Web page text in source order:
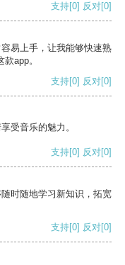
支持[0] 反对[0]
易上手，让我能够快速熟
app。
支持[0] 反对[0]
受音乐的魅力。
支持[0] 反对[0]
时随地学习新知识，拓宽
支持[0] 反对[0]